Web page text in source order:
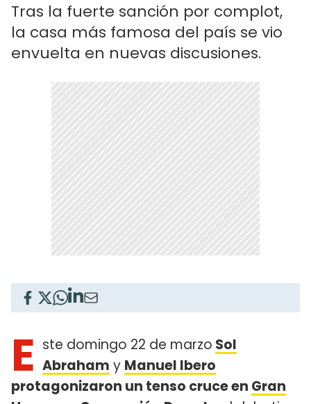
Tras la fuerte sanción por complot,
la casa más famosa del país se vio
envuelta en nuevas discusiones.
E ste domingo 22 de marzo Sol
Abraham y Manuel Ibero
protagonizaron un tenso cruce en Gran